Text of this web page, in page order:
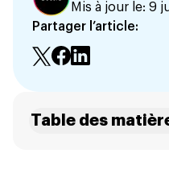
Mis à jour le: 9
Partager l’article:
Table des